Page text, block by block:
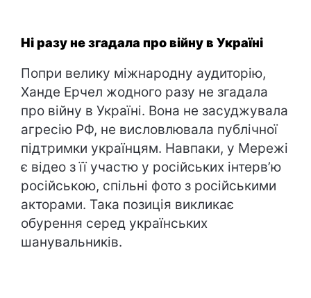
Ні разу не згадала про війну в Україні
Попри велику міжнародну аудиторію,
Ханде Ерчел жодного разу не згадала
про війну в Україні. Вона не засуджувала
агресію РФ, не висловлювала публічної
підтримки українцям. Навпаки, у Мережі
є відео з її участю у російських інтерв’ю
російською, спільні фото з російськими
акторами. Така позиція викликає
обурення серед українських
шанувальників.